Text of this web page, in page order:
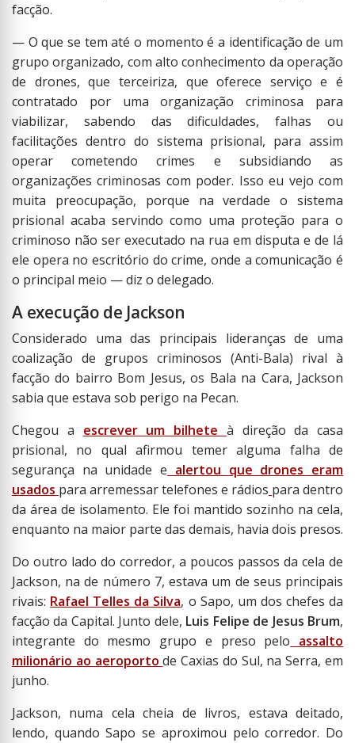
facção.
— O que se tem até o momento é a identificação de um
grupo organizado, com alto conhecimento da operação
de drones, que terceiriza, que oferece serviço e é
contratado por uma organização criminosa para
viabilizar, sabendo das dificuldades, falhas ou
facilitações dentro do sistema prisional, para assim
operar cometendo crimes e subsidiando as
organizações criminosas com poder. Isso eu vejo com
muita preocupação, porque na verdade o sistema
prisional acaba servindo como uma proteção para o
criminoso não ser executado na rua em disputa e de lá
ele opera no escritório do crime, onde a comunicação é
o principal meio — diz o delegado.
A execução de Jackson
Considerado uma das principais lideranças de uma
coalização de grupos criminosos (Anti-Bala) rival à
facção do bairro Bom Jesus, os Bala na Cara, Jackson
sabia que estava sob perigo na Pecan.
Chegou a escrever um bilhete à direção da casa
prisional, no qual afirmou temer alguma falha de
segurança na unidade e alertou que drones eram
usados para arremessar telefones e rádios para dentro
da área de isolamento. Ele foi mantido sozinho na cela,
enquanto na maior parte das demais, havia dois presos.
Do outro lado do corredor, a poucos passos da cela de
Jackson, na de número 7, estava um de seus principais
rivais: Rafael Telles da Silva, o Sapo, um dos chefes da
facção da Capital. Junto dele, Luis Felipe de Jesus Brum,
integrante do mesmo grupo e preso pelo assalto
milionário ao aeroportode Caxias do Sul, na Serra, em
junho.
Jackson, numa cela cheia de livros, estava deitado,
lendo, quando Sapo se aproximou pelo corredor. Do